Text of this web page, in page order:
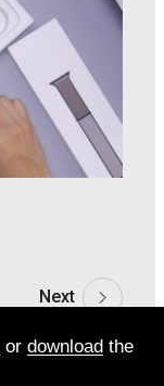
or download the
Next